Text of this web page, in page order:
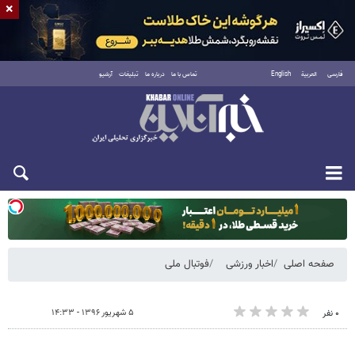
فارسی العربية English تماس با ما درباره ما تبلیغات آرشیو
یکشنبه ۱۸ مرداد ۱۴۰۵
صفحه اصلی اخبار ورزشی فوتبال ملی
۰ نفر ۵ شهریور ۱۳۹۶ - ۱۴:۳۳
×